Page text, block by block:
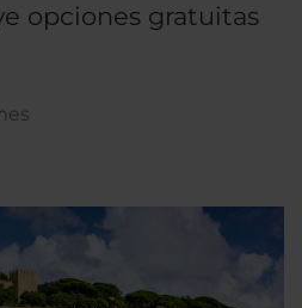
opciones gratuitas